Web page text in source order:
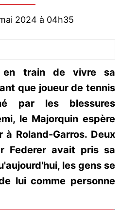
2024 à 04h35
en train de vivre sa
que joueur de tennis
par les blessures
le Majorquin espère
Roland-Garros. Deux
Federer avait pris sa
les gens se
lui comme personne